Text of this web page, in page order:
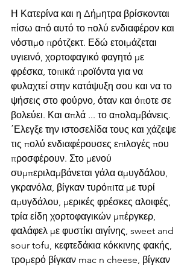
Η Κατερίνα και η Δήμητρα βρίσκονται
πίσω από αυτό το πολύ ενδιαφέρον και
νόστιμο πρότζεκτ. Εδώ ετοιμάζεται
υγιεινό, χορτοφαγικό φαγητό με
φρέσκα, τοπικά προϊόντα για να
φυλαχτεί στην κατάψυξη σου και να το
ψήσεις στο φούρνο, όταν και όποτε σε
βολεύει. Και απλά ... το απολαμβάνεις.
΄Ελεγξε την ιστοσελίδα τους και χάζεψε
τις πολύ ενδιαφέρουσες επιλογές που
προσφέρουν. Στο μενού
συμπεριλαμβάνεται γάλα αμυγδάλου,
γκρανόλα, βίγκαν τυρόπιτα με τυρί
αμυγδάλου, μερικές φρέσκες αλοιφές,
τρία είδη χορτοφαγικών μπέργκερ,
φαλάφελ με φυστίκι αιγίνης, sweet and
sour tofu, κεφτεδάκια κόκκινης φακής,
τρομερό βίγκαν mac n cheese, βίγκαν